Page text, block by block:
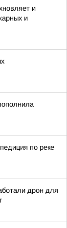
и
и
по реке
дрон для